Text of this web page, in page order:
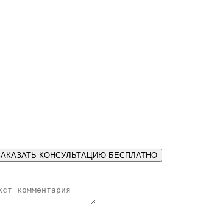
КОНСУЛЬТАЦИЮ БЕСПЛАТНО